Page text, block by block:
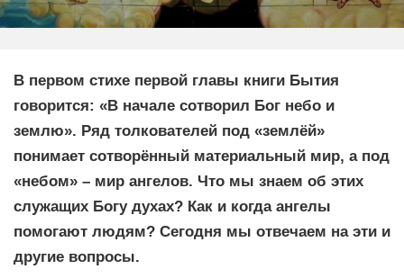
В первом стихе первой главы книги Бытия
говорится: «В начале сотворил Бог небо и
землю». Ряд толкователей под «землёй»
понимает сотворённый материальный мир, а под
«небом» – мир ангелов. Что мы знаем об этих
служащих Богу духах? Как и когда ангелы
помогают людям? Сегодня мы отвечаем на эти и
другие вопросы.